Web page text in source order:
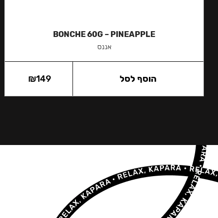
BONCHE 60G – PINEAPPLE
אננס
₪149 הוסף לסל